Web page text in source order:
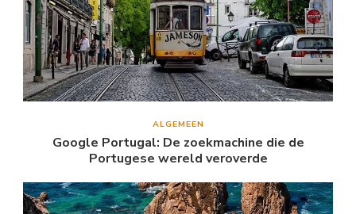
ALGEMEEN
Google Portugal: De zoekmachine die de
Portugese wereld veroverde